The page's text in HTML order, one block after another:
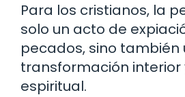
Para los cristianos, la
solo un acto de
pecados, sino también
transformación interior
espiritual.